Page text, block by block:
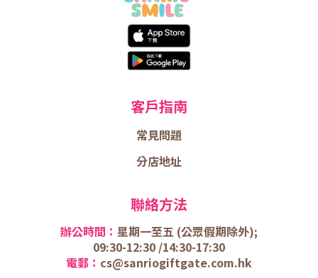
客戶指南
常見問題
分店地址
聯絡方法
辦公時間： 星期一至五 (公眾假期除外);
09:30-12:30 /14:30-17:30
電郵： cs@sanriogiftgate.com.hk